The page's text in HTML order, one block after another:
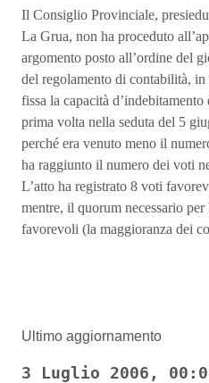
Il Consiglio Provinciale,
La Grua, non ha proceduto
argomento posto all’ordine del
del regolamento di contabilità,
fissa la capacità
prima volta nella seduta del 5
perché era venuto meno il
ha raggiunto il numero dei voti
L’atto ha registrato 8 voti
mentre, il quorum necessario
favorevoli (la maggioranza dei
Ultimo aggiornamento
3 Luglio 2006,